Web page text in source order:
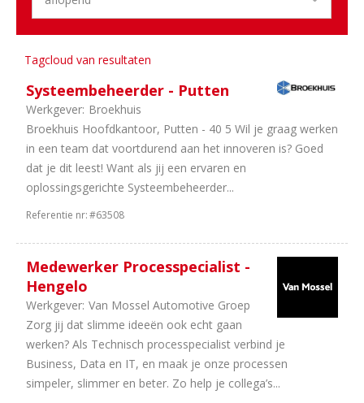
Utrecht
Duurzame
Mobiliteit
Dealerholdings
Automatisering
Bedrijfsauto's
Personenauto's
Schadeherstel
Tagcloud van resultaten
Systeembeheerder - Putten
Werkgever: Broekhuis
Broekhuis Hoofdkantoor, Putten - 40 5 Wil je graag werken
in een team dat voortdurend aan het innoveren is? Goed
dat je dit leest! Want als jij een ervaren en
oplossingsgerichte Systeembeheerder...
Referentie nr:#63508
Medewerker Processpecialist -
Hengelo
Werkgever: Van Mossel Automotive Groep
Zorg jij dat slimme ideeën ook echt gaan
werken? Als Technisch processpecialist verbind je
Business, Data en IT, en maak je onze processen
simpeler, slimmer en beter. Zo help je collega’s...